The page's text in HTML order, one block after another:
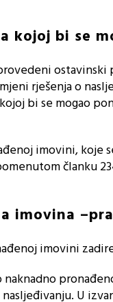
kojoj bi se
rješenja o
bi se mogao
imovini, koje
članku
imovina
imovini
U